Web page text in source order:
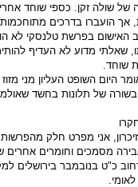
של שולה זקן. כספי שוחד
אך הועברו בדרכים מתוחכמות
בפרשת טלנסקי לא
שאלתי מדוע לא העדיף
שוחד.
היום השופט העליון מני
של תלונות בחשד
אני מפרט חלק
מסמכים וחומרים אחרים
כ"ט בנובמבר בירושלים